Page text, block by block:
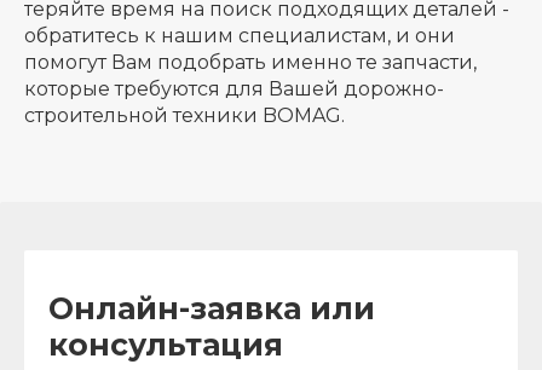
теряйте время на поиск подходящих деталей -
обратитесь к нашим специалистам, и они
помогут Вам подобрать именно те запчасти,
которые требуются для Вашей дорожно-
строительной техники BOMAG.
Онлайн-заявка или
консультация